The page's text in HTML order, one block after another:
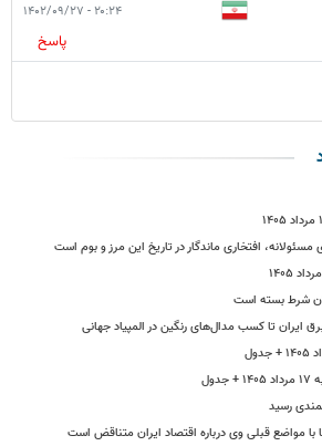
۲۰:۲۴ - ۱۴۰۲/۰۹/۲۷
پاسخ
افتخاری ماندگار در تاریخ این مرز و بوم است
شرط بسته است
ایران تا کسب مدال‌های رنگین در المپیاد جهانی
رسید
با مواضع قبلی وی درباره اقتصاد ایران متناقض است